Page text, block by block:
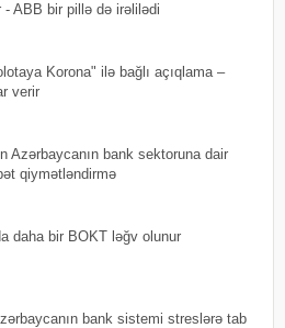
- ABB bir pillə də irəlilədi
Korona" ilə bağlı açıqlama –
verir
Azərbaycanın bank sektoruna dair
qiymətləndirmə
daha bir BOKT ləğv olunur
bank sistemi streslərə tab